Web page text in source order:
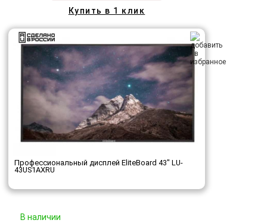
Купить в 1 клик
Профессиональный дисплей EliteBoard 43" LU-
43US1AXRU
В наличии